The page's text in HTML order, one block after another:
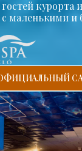
курорта
с маленькими